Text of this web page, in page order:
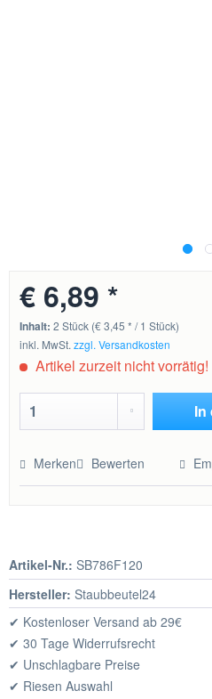
€ 6,89 *
Inhalt:2 Stück (€ 3,45 * / 1 Stück)
inkl. MwSt.zzgl. Versandkosten
Artikel zurzeit nicht vorrätig!
In
Merken Bewerten
Artikel-Nr.: SB786F120
Hersteller: Staubbeutel24
✔ Kostenloser Versand ab 29€
✔ 30 Tage Widerrufsrecht
✔ Unschlagbare Preise
✔ Riesen Auswahl